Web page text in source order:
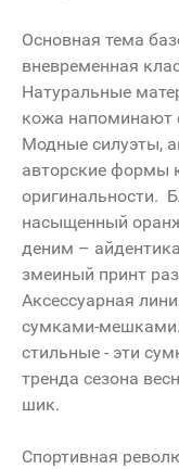
Основная тема
вневременная
Натуральные
кожа напоминают
Модные силуэты,
авторские формы
оригинальности.
насыщенный
деним –
змеиный принт
Аксессуарная
сумками-
стильные - эти
тренда сезона
шик.
Спортивная